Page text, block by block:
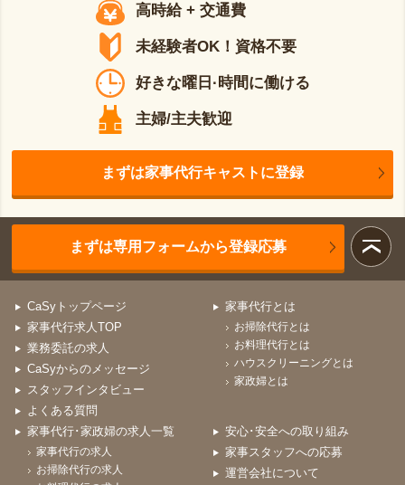
高時給 + 交通費
未経験者OK！資格不要
好きな曜日·時間に働ける
主婦/主夫歓迎
まずは家事代行キャストに登録
まずは専用フォームから登録応募
CaSyトップページ
家事代行求人TOP
業務委託の求人
CaSyからのメッセージ
スタッフインタビュー
よくある質問
家事代行とは
お掃除代行とは
お料理代行とは
ハウスクリーニングとは
家政婦とは
家事代行･家政婦の求人一覧
家事代行の求人
お掃除代行の求人
安心･安全への取り組み
家事スタッフへの応募
運営会社について